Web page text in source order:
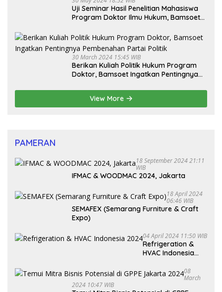
Uji Seminar Hasil Penelitian Mahasiswa
Program Doktor Ilmu Hukum, Bamsoet
Senjata Api
30 March 2024 15:45 WIB
Berikan Kuliah Politik Hukum Program
Doktor, Bamsoet Ingatkan Pentingnya
View More
PAMERAN
18 September 2024 21:11
WIB
IFMAC & WOODMAC 2024, Jakarta
18 April 2024
06:46 WIB
SEMAFEX (Semarang Furniture & Craft
Expo)
04 April 2024 11:50 WIB
Refrigeration &
HVAC Indonesia
08
March
2024 10:47 WIB